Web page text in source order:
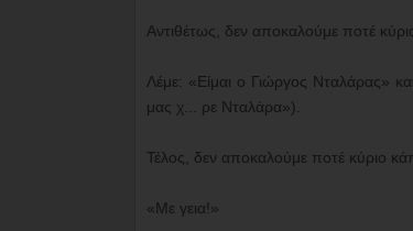
Αντιθέτως, δεν αποκαλούμε ποτέ
Λέμε: «Είμαι ο Γιώργος Νταλάρας»
μας χ... ρε Νταλάρα»).
Τέλος, δεν αποκαλούμε ποτέ κύριο
«Με γεια!»